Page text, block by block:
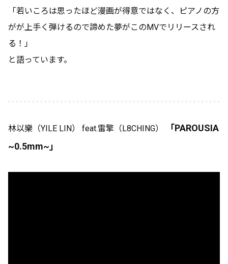
「若いころは思ったほど漫画が得意ではなく、ピアノの方
がが上手く弾けるので諦めた夢がこのMVでリリースされ
る！」
と語っています。
林以樂（YILE LIN） feat.雷擎（L8CHING）
「PAROUSIA
~0.5mm~」